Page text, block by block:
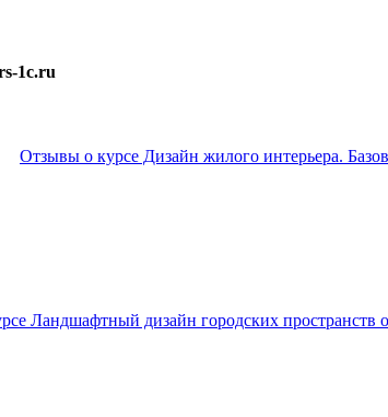
1c.ru
Отзывы о курсе Дизайн жилого интерьера.
Ландшафтный дизайн городских пространств